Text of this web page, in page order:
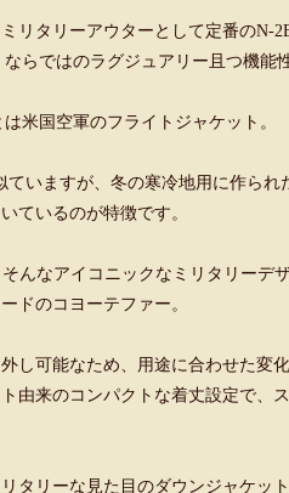
リタリーアウターとして定番のN-
ならではのラグジュアリー且つ機能
米国空軍のフライトジャケット。
いますが、冬の寒冷地用に作られ
ているのが特徴です。
んなアイコニックなミリタリーデ
ドのコヨーテファー。
し可能なため、用途に合わせた変化
由来のコンパクトな着丈設定で、
タリーな見た目のダウンジャケット